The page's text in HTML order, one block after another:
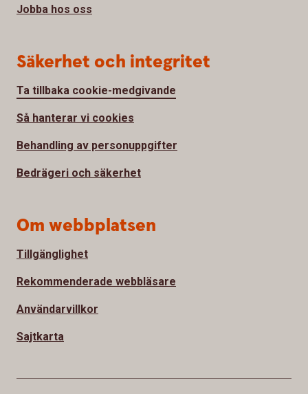
Jobba hos oss
Säkerhet och integritet
Ta tillbaka cookie-medgivande
Så hanterar vi cookies
Behandling av personuppgifter
Bedrägeri och säkerhet
Om webbplatsen
Tillgänglighet
Rekommenderade webbläsare
Användarvillkor
Sajtkarta